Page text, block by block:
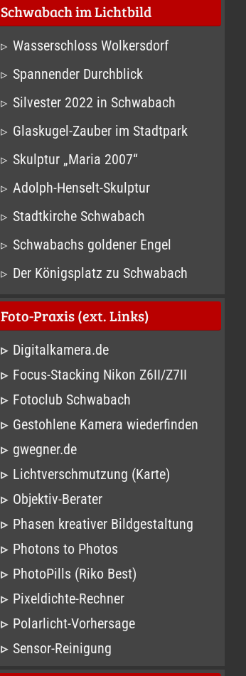
Schwabach im Lichtbild
Wasserschloss Wolkersdorf
Spannender Durchblick
Silvester 2022 in Schwabach
Glaskugel-Zauber im Stadtpark
Skulptur „Maria 2007“
Adolph-Henselt-Skulptur
Stadtkirche Schwabach
Schwabachs goldener Engel
Der Königsplatz zu Schwabach
Foto-Praxis (ext. Links)
Digitalkamera.de
Focus-Stacking Nikon Z6II/Z7II
Fotoclub Schwabach
Gestohlene Kamera wiederfinden
gwegner.de
Lichtverschmutzung (Karte)
Objektiv-Berater
Phasen kreativer Bildgestaltung
Photons to Photos
PhotoPills (Riko Best)
Pixeldichte-Rechner
Polarlicht-Vorhersage
Sensor-Reinigung